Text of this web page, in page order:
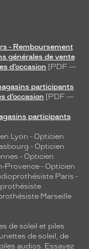
- Remboursement
générales de vente
d’occasion [PDF —
participants
d’occasion [PDF —
participants
Lyon - Opticien
- Opticien
- Opticien
Provence - Opticien
Paris -
Marseille
de soleil et piles
de soleil, de
audios. Essayez